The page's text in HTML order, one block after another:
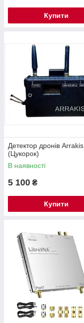
Купити
Детектор дронів Arrakis
(Цукорок)
В наявності
5 100 ₴
Купити